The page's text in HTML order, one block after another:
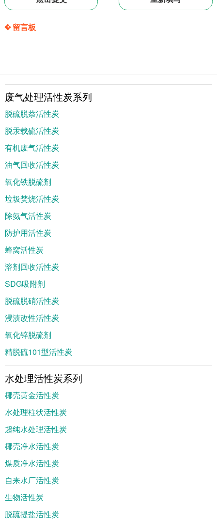
✥ 留言板
废气处理活性炭系列
脱硫脱萘活性炭
脱汞载硫活性炭
有机废气活性炭
油气回收活性炭
氧化铁脱硫剂
垃圾焚烧活性炭
除氨气活性炭
防护用活性炭
蜂窝活性炭
溶剂回收活性炭
SDG吸附剂
脱硫脱硝活性炭
浸渍改性活性炭
氧化锌脱硫剂
精脱硫101型活性炭
水处理活性炭系列
椰壳黄金活性炭
水处理柱状活性炭
超纯水处理活性炭
椰壳净水活性炭
煤质净水活性炭
自来水厂活性炭
生物活性炭
脱硫提盐活性炭